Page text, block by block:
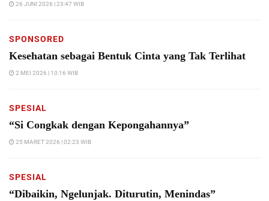
26 JUNI 2026 | 23:47 WIB
SPONSORED
Kesehatan sebagai Bentuk Cinta yang Tak Terlihat
2 MEI 2026 | 10:16 WIB
SPESIAL
“Si Congkak dengan Kepongahannya”
25 MARET 2026 | 02:23 WIB
SPESIAL
“Dibaikin, Ngelunjak. Diturutin, Menindas”